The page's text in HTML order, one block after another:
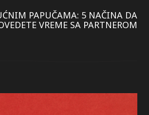
PAPUČAMA: 5 NAČINA DA
VREME SA PARTNEROM